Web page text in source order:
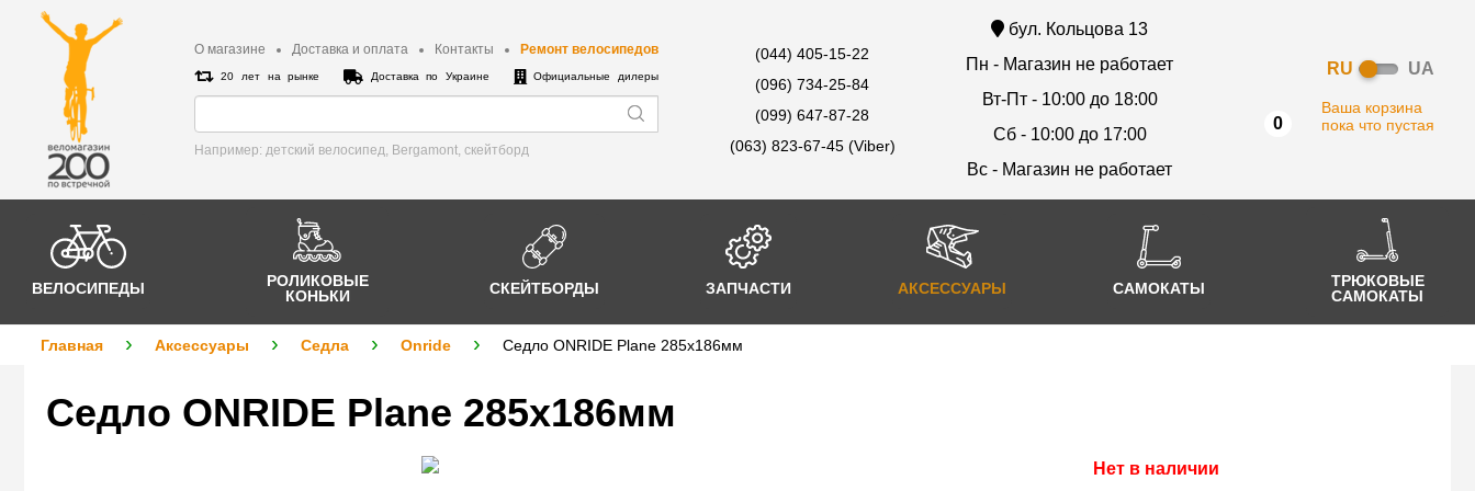
О магазине Доставка и оплата Контакты Ремонт велосипедов
20 лет на рынке Доставка по Украине Официальные дилеры
Например: детский велосипед, Bergamont, cкейтборд
(044) 405-15-22
(096) 734-25-84
(099) 647-87-28
(063) 823-67-45 (Viber)
бул. Кольцова 13
Пн - Магазин не работает
Вт-Пт - 10:00 до 18:00
Сб - 10:00 до 17:00
Вс - Магазин не работает
RU UA
0
Ваша корзина
пока что пустая
ВЕЛОСИПЕДЫ
РОЛИКОВЫЕ
КОНЬКИ
СКЕЙТБОРДЫ ЗАПЧАСТИ АКСЕССУАРЫ САМОКАТЫ
ТРЮКОВЫЕ
САМОКАТЫ
Главная Аксессуары Седла Onride Сeдло ONRIDE Plane 285х186мм
Сeдло ONRIDE Plane 285х186мм
Нет в наличии